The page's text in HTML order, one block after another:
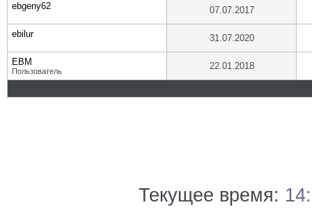
ebgeny62 07.07.2017
ebilur 31.07.2020
EBM
Пользователь 22.01.2018
Текущее время: